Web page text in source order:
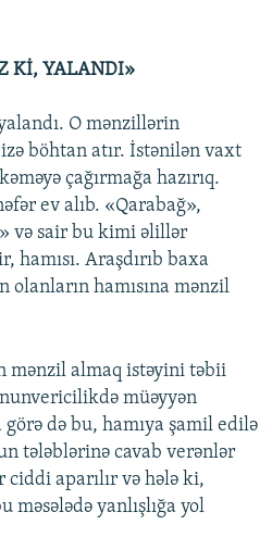
Kİ, YALANDI»
O mənzillərin
böhtan atır. İstənilən vaxt
çağırmağa hazırıq.
ev alıb. «Qarabağ»,
və sair bu kimi əlillər
Araşdırıb baxa
olanların hamısına mənzil
mənzil almaq istəyini təbii
müəyyən
də bu, hamıya şamil edilə
tələblərinə cavab verənlər
ciddi aparılır və hələ ki,
yanlışlığa yol